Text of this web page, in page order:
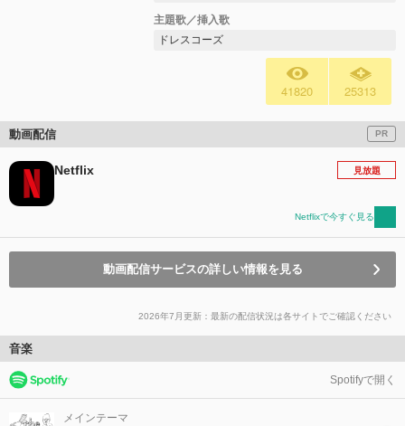
主題歌／挿入歌
ドレスコーズ
41820 25313
動画配信 PR
Netflix 見放題
Netflixで今すぐ見る
動画配信サービスの詳しい情報を見る
2026年7月更新：最新の配信状況は各サイトでご確認ください
音楽
Spotifyで開く
メインテーマ